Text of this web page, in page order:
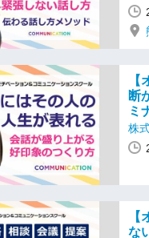
断
ミ
株
な